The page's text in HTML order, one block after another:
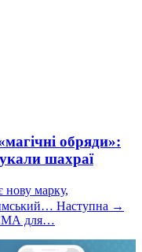
обряди»:
шахраї
нову марку,
Наступна →
СМА для…